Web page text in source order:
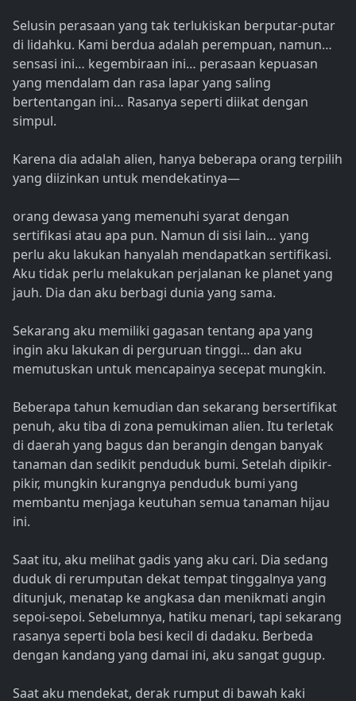
Selusin perasaan yang tak terlukiskan berputar-putar
di lidahku. Kami berdua adalah perempuan, namun…
sensasi ini… kegembiraan ini… perasaan kepuasan
yang mendalam dan rasa lapar yang saling
bertentangan ini… Rasanya seperti diikat dengan
simpul.
Karena dia adalah alien, hanya beberapa orang terpilih
yang diizinkan untuk mendekatinya—
orang dewasa yang memenuhi syarat dengan
sertifikasi atau apa pun. Namun di sisi lain… yang
perlu aku lakukan hanyalah mendapatkan sertifikasi.
Aku tidak perlu melakukan perjalanan ke planet yang
jauh. Dia dan aku berbagi dunia yang sama.
Sekarang aku memiliki gagasan tentang apa yang
ingin aku lakukan di perguruan tinggi… dan aku
memutuskan untuk mencapainya secepat mungkin.
Beberapa tahun kemudian dan sekarang bersertifikat
penuh, aku tiba di zona pemukiman alien. Itu terletak
di daerah yang bagus dan berangin dengan banyak
tanaman dan sedikit penduduk bumi. Setelah dipikir-
pikir, mungkin kurangnya penduduk bumi yang
membantu menjaga keutuhan semua tanaman hijau
ini.
Saat itu, aku melihat gadis yang aku cari. Dia sedang
duduk di rerumputan dekat tempat tinggalnya yang
ditunjuk, menatap ke angkasa dan menikmati angin
sepoi-sepoi. Sebelumnya, hatiku menari, tapi sekarang
rasanya seperti bola besi kecil di dadaku. Berbeda
dengan kandang yang damai ini, aku sangat gugup.
Saat aku mendekat, derak rumput di bawah kaki